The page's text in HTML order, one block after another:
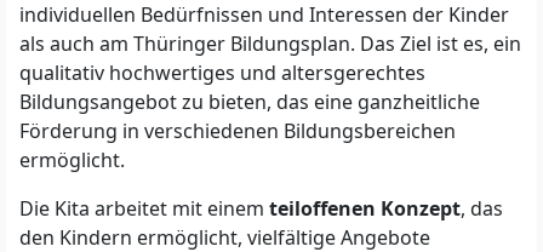
individuellen Bedürfnissen und Interessen der Kinder
als auch am Thüringer Bildungsplan. Das Ziel ist es, ein
qualitativ hochwertiges und altersgerechtes
Bildungsangebot zu bieten, das eine ganzheitliche
Förderung in verschiedenen Bildungsbereichen
ermöglicht.
Die Kita arbeitet mit einem teiloffenen Konzept, das
den Kindern ermöglicht, vielfältige Angebote